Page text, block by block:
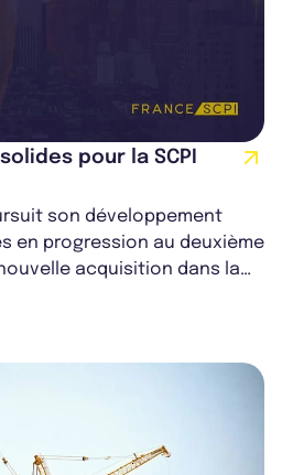
pour la SCPI
son développement
en progression au deuxième
acquisition dans la
hausse de...